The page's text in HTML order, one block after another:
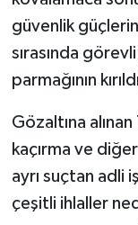
güvenlik
sırasında
parmağının
Gözaltına
kaçırma ve
ayrı suçtan adli
çeşitli ihlaller